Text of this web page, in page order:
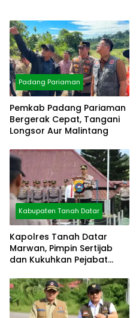
Padang Pariaman
Pemkab Padang Pariaman
Bergerak Cepat, Tangani
Longsor Aur Malintang
Kabupaten Tanah Datar
Kapolres Tanah Datar
Marwan, Pimpin Sertijab
dan Kukuhkan Pejabat